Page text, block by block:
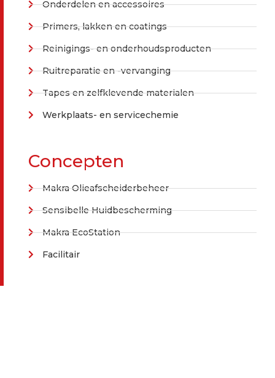
Onderdelen en accessoires
Primers, lakken en coatings
Reinigings- en onderhoudsproducten
Ruitreparatie en -vervanging
Tapes en zelfklevende materialen
Werkplaats- en servicechemie
Concepten
Makra Olieafscheiderbeheer
Sensibelle Huidbescherming
Makra EcoStation
Facilitair